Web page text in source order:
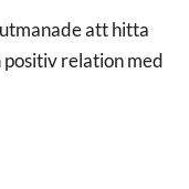
att hitta
relation med